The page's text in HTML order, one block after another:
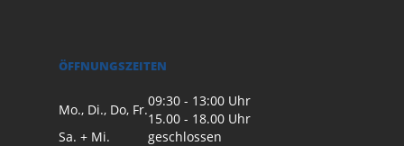
ÖFFNUNGSZEITEN
Mo., Di., Do, Fr.
09:30 - 13:00 Uhr
15.00 - 18.00 Uhr
Sa. + Mi.
geschlossen